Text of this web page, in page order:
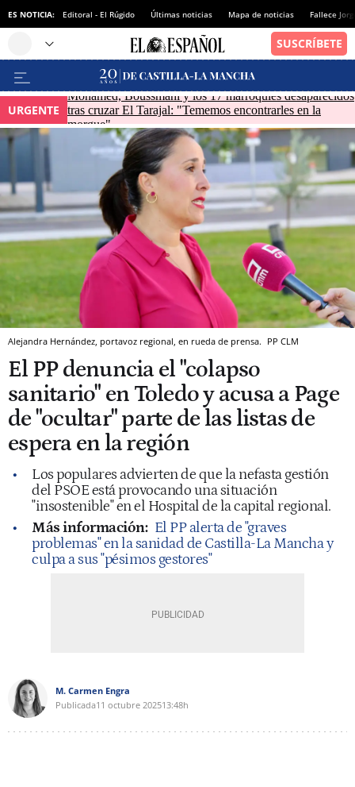
ES NOTICIA: Editoral - El Rúgido Últimas noticias Mapa de noticias Fallece
URGENTE
Mohamed, Boussmahi y los 17 marroquíes desaparecidos
tras cruzar El Tarajal: "Tememos encontrarles en la
morgue"
Alejandra Hernández, portavoz regional, en rueda de prensa. PP CLM
El PP denuncia el "colapso
sanitario" en Toledo y acusa a Page
de "ocultar" parte de las listas de
espera en la región
Los populares advierten de que la nefasta gestión
del PSOE está provocando una situación
"insostenible" en el Hospital de la capital regional.
Más información: El PP alerta de "graves
problemas" en la sanidad de Castilla-La Mancha y
culpa a sus "pésimos gestores"
M. Carmen Engra
Publicada11 octubre 202513:48h